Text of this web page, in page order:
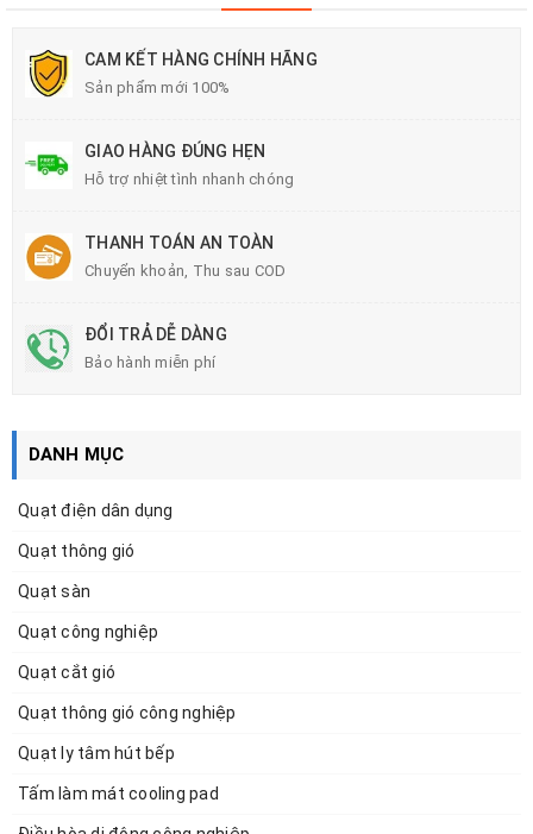
CAM KẾT HÀNG CHÍNH HÃNG
Sản phẩm mới 100%
GIAO HÀNG ĐÚNG HẸN
Hỗ trợ nhiệt tình nhanh chóng
THANH TOÁN AN TOÀN
Chuyển khoản, Thu sau COD
ĐỔI TRẢ DỄ DÀNG
Bảo hành miễn phí
DANH MỤC
Quạt điện dân dụng
Quạt thông gió
Quạt sàn
Quạt công nghiệp
Quạt cắt gió
Quạt thông gió công nghiệp
Quạt ly tâm hút bếp
Tấm làm mát cooling pad